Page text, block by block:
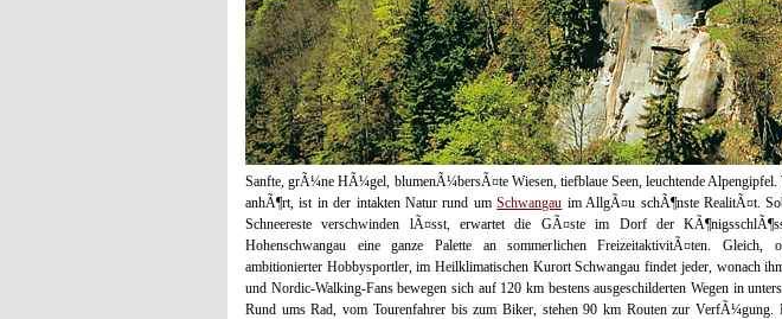
Sanfte, grÃ¼ne HÃ¼gel, blumenÃ¼bersÃ¤te Wiesen, tiefblaue Seen, leuchtende Alpengipfel.
anhÃ¶rt, ist in der intakten Natur rund umSchwangau im AllgÃ¤u schÃ¶nste RealitÃ¤t.
Schneereste verschwinden lÃ¤sst, erwartet die GÃ¤ste im Dorf der
Hohenschwangau eine ganze Palette an sommerlichen FreizeitaktivitÃ¤ten. Gleich,
ambitionierter Hobbysportler, im Heilklimatischen Kurort Schwangau findet jeder, wonach
und Nordic-Walking-Fans bewegen sich auf 120 km bestens ausgeschilderten Wegen in
Rund ums Rad, vom Tourenfahrer bis zum Biker, stehen 90 km Routen zur VerfÃ¼gung.